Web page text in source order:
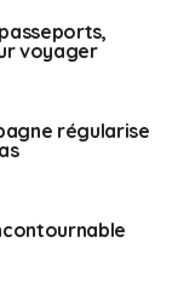
voyager
régularise